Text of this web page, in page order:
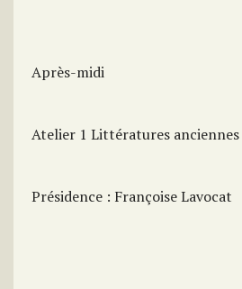
Après-midi
Atelier 1 Littératures anciennes
Présidence : Françoise Lavocat